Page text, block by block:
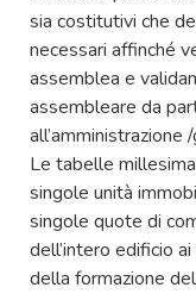
sia costitutivi che
necessari affinché
assemblea e
assembleare da
Le tabelle
singole unità
singole quote di
dell’intero edificio
della formazione